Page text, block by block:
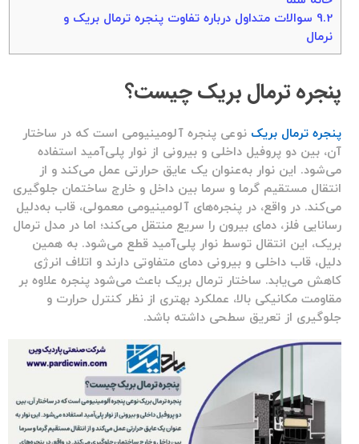
9.2 سوالات متداول درباره تفاوت پنجره ترمال بریک و
نرمال
پنجره ترمال بریک چیست؟
پنجره ترمال بریک نوعی پنجره آلومینیومی است که در ساختار
آن، بین دو پروفیل داخلی و بیرونی از نوار پلی‌آمید استفاده
می‌شود. این نوار به‌عنوان یک عایق حرارتی عمل می‌کند و از
انتقال مستقیم گرما و سرما بین داخل و خارج ساختمان جلوگیری
می‌کند. در واقع، در پنجره‌های آلومینیومی معمولی، قاب به‌دلیل
رسانایی فلز، دمای بیرون را سریع منتقل می‌کند؛ اما در مدل ترمال
بریک، این انتقال توسط نوار پلی‌آمید قطع می‌شود. به همین
دلیل، قاب داخلی و بیرونی دمای متفاوتی دارند و اتلاف انرژی
کاهش می‌یابد. ساختار ترمال بریک باعث می‌شود پنجره علاوه بر
مقاومت مکانیکی بالا، عملکرد بهتری از نظر کنترل حرارت و
جلوگیری از تعریق سطحی داشته باشد.